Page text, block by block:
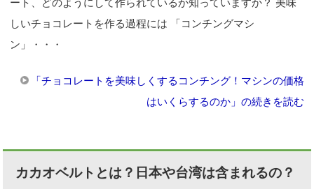
しいチョコレートを作る過程には 「コンチングマシ
ン」・・・
「チョコレートを美味しくするコンチング！マシンの価格
はいくらするのか」の続きを読む
カカオベルトとは？日本や台湾は含まれるの？